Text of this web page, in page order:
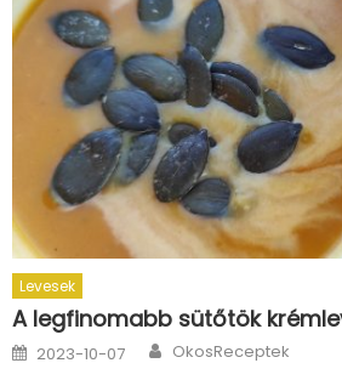
Levesek
A legfinomabb sütőtök
Posted
on
2023-10-07 Author
OkosReceptek